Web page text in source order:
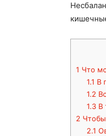
1 Что
1.1 В
1.2
1.3 В
2
2.1